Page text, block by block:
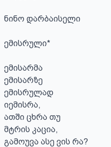
ნინო დარბაისელი
ემისრული*
ემისარმა
ემისარზე
ემისრულად
იემისრა,
ათში ცხრა თუ
მტრის კაცია,
გამოუვა ასე ვის რა?